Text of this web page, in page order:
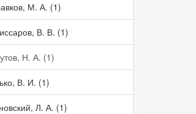
М. А. (1)
В. В. (1)
Н. А. (1)
В. И. (1)
Л. А. (1)